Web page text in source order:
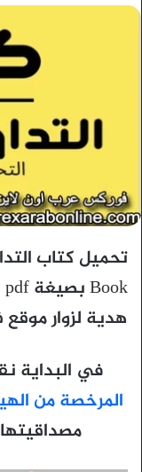
هدية لزوار
في البداية
المرخصة من